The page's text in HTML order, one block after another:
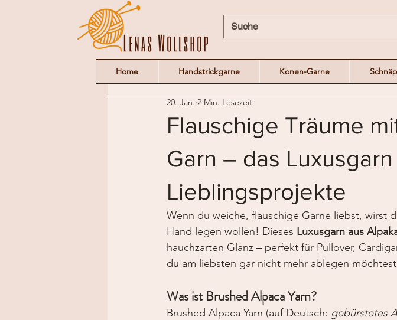
Home Handstrickgarne Konen-Garne
Flauschige Träume
Garn – das
Lieblingsprojekte
20. Jan. 2 Min. Lesezeit
Wenn du weiche, flauschige Garne liebst, wirst
Hand legen wollen! Dieses Luxusgarn aus
hauchzarten Glanz – perfekt für Pullover,
du am liebsten gar nicht mehr ablegen
Was ist Brushed Alpaca Yarn?
Brushed Alpaca Yarn (auf Deutsch: gebürstetes